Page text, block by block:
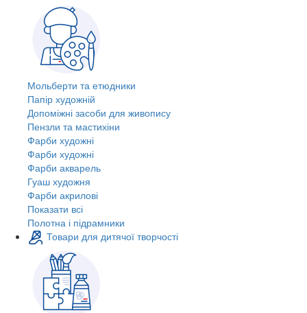
Мольберти та етюдники
Папір художній
Допоміжні засоби для живопису
Пензли та мастихіни
Фарби художні
Фарби художні
Фарби акварель
Гуаш художня
Фарби акрилові
Показати всі
Полотна і підрамники
Товари для дитячої творчості